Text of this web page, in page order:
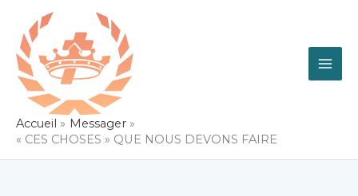
contenu
Accueil
Messager
« CES CHOSES » QUE NOUS DEVONS FAIRE